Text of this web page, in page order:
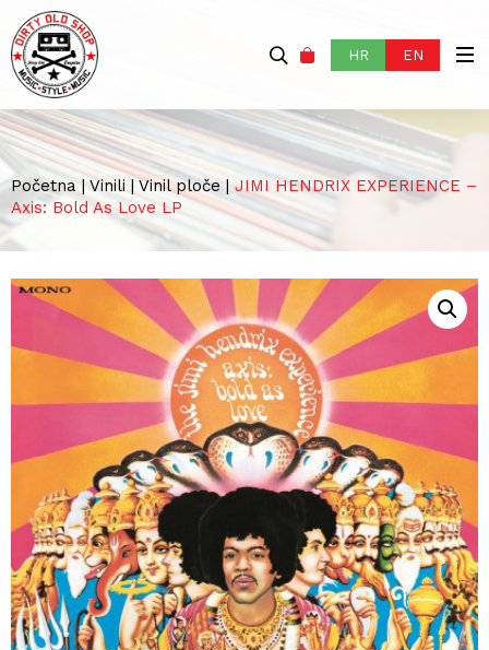
HR EN
Početna | Vinili | Vinil ploče|JIMI HENDRIX EXPERIENCE –
Axis: Bold As Love LP